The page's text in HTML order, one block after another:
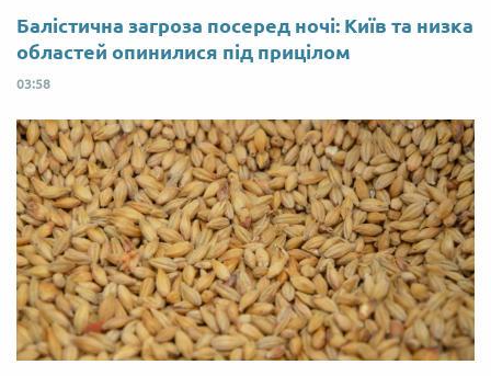
Балістична загроза посеред ночі: Київ та низка
областей опинилися під прицілом
03:58